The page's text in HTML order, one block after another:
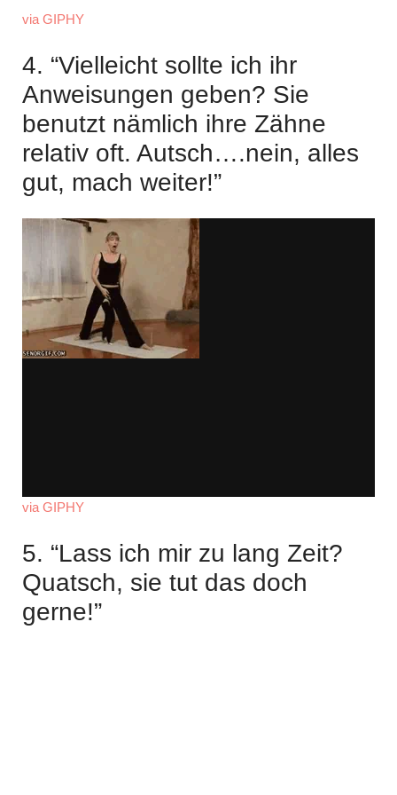
via GIPHY
4. “Vielleicht sollte ich ihr
Anweisungen geben? Sie
benutzt nämlich ihre Zähne
relativ oft. Autsch….nein, alles
gut, mach weiter!”
via GIPHY
5. “Lass ich mir zu lang Zeit?
Quatsch, sie tut das doch
gerne!”